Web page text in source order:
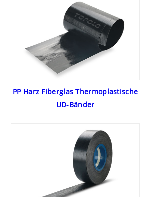
PP Harz Fiberglas Thermoplastische
UD-Bänder